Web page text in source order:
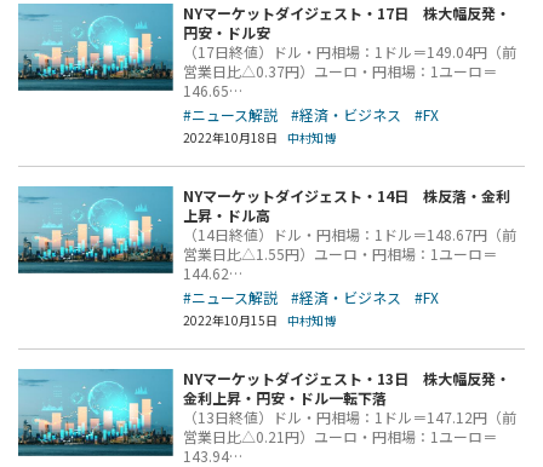
NYマーケットダイジェスト・17日 株大幅反発・
円安・ドル安
（17日終値）ドル・円相場：1ドル＝149.04円（前
営業日比△0.37円）ユーロ・円相場：1ユーロ＝
146.65…
#ニュース解説
#経済・ビジネス #FX
2022年10月18日 中村知博
NYマーケットダイジェスト・14日 株反落・金利
上昇・ドル高
（14日終値）ドル・円相場：1ドル＝148.67円（前
営業日比△1.55円）ユーロ・円相場：1ユーロ＝
144.62…
#ニュース解説
#経済・ビジネス #FX
2022年10月15日 中村知博
NYマーケットダイジェスト・13日 株大幅反発・
金利上昇・円安・ドル一転下落
（13日終値）ドル・円相場：1ドル＝147.12円（前
営業日比△0.21円）ユーロ・円相場：1ユーロ＝
143.94…